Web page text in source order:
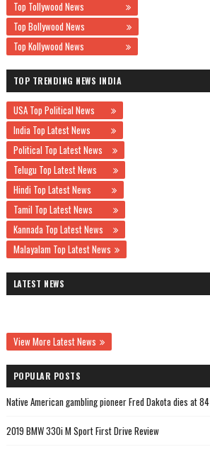
Top Tollywood News
Top Bollywood News
Top Kollywood News
TOP TRENDING NEWS INDIA
USA Top Political News
India Top Latest News
Political Top Latest News
Telugu Top Latest News
Hindi Top Latest News
Tamil Top Latest News
Kannada Top Latest News
Malayalam Top Latest News
LATEST NEWS
View More Latest News
POPULAR POSTS
Native American gambling pioneer Fred Dakota dies at 84
2019 BMW 330i M Sport First Drive Review